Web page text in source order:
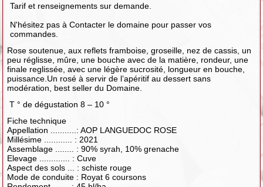
Tarif et renseignements sur demande.
N'hésitez pas à Contacter le domaine pour passer vos
commandes.
Rose soutenue, aux reflets framboise, groseille, nez de cassis, un
peu réglisse, mûre, une bouche avec de la matière, rondeur, une
finale reglissée, avec une légère sucrosité, longueur en bouche,
puissance.Un rosé à servir de l’apéritif au dessert sans
modération, best seller du Domaine.
T ° de dégustation 8 – 10 °
Fiche technique
Appellation ...........: AOP LANGUEDOC ROSE
Millésime ............ : 2021
Assemblage ........ : 90% syrah, 10% grenache
Elevage ............. : Cuve
Aspect des sols ... : schiste rouge
Mode de conduite : Royat 6 coursons